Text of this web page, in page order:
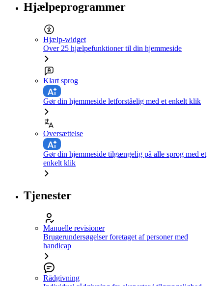
Hjælpeprogrammer
Hjælp-widget
Over 25 hjælpefunktioner til din hjemmeside
Klart sprog
Gør din hjemmeside letforståelig med et enkelt klik
Oversættelse
Gør din hjemmeside tilgængelig på alle sprog med et
enkelt klik
Tjenester
Manuelle revisioner
Brugerundersøgelser foretaget af personer med
handicap
Rådgivning